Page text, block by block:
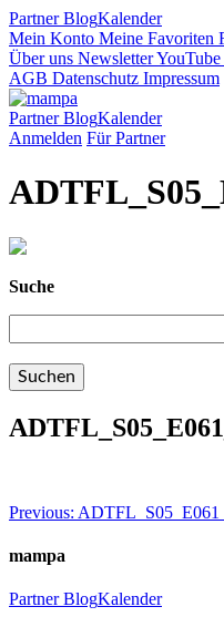
PartnerBlogKalender
Mein Konto Meine Favoriten
Über uns NewsletterYouTube
AGB Datenschutz Impressum
PartnerBlogKalender
Anmelden Für Partner
Suche
Beitragsnavigation
Previous:
mampa
PartnerBlogKalender